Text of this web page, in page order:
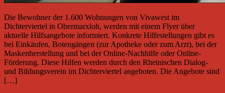
Die Bewohner der 1.600 Wohnungen von Vivawest im
Dichterviertel in Obermarxloh, werden mit einem Flyer über
aktuelle Hilfsangebote informiert. Konkrete Hilfestellungen gibt es
bei Einkäufen, Botengängen (zur Apotheke oder zum Arzt), bei der
Maskenherstellung und bei der Online-Nachhilfe oder Online-
Förderung. Diese Hilfen werden durch den Rheinischen Dialog-
und Bildungsverein im Dichterviertel angeboten. Die Angebote sind
[…]